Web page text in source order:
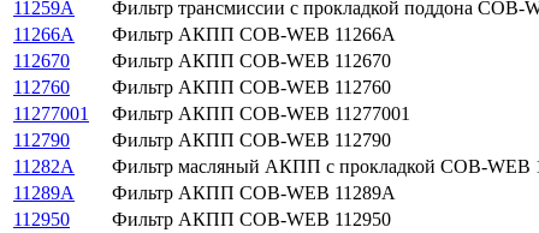
11259A
Фильтр трансмиссии с прокладкой поддона COB-
11266A
Фильтр АКПП COB-WEB 11266A
112670
Фильтр АКПП COB-WEB 112670
112760
Фильтр АКПП COB-WEB 112760
11277001
Фильтр АКПП COB-WEB 11277001
112790
Фильтр АКПП COB-WEB 112790
11282A
Фильтр масляный АКПП с прокладкой COB-WEB
11289A
Фильтр АКПП COB-WEB 11289A
112950
Фильтр АКПП COB-WEB 112950